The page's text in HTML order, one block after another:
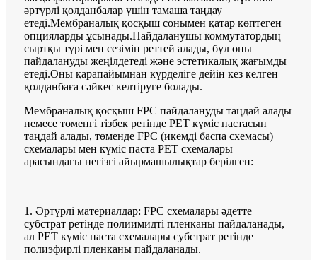
әртүрлі қолданбалар үшін тамаша таңдау
етеді.Мембраналық қосқыш сонымен қатар көптеген
опцияларды ұсынады.Пайдаланушы коммутатордың
сыртқы түрі мен сезімін реттей алады, бұл оны
пайдалануды жеңілдетеді және эстетикалық жағымды
етеді.Оны қарапайымнан күрделіге дейін кез келген
қолданбаға сәйкес келтіруге болады.
Мембраналық қосқыш FPC пайдалануды таңдай алады
немесе төменгі тізбек ретінде PET күміс пастасын
таңдай алады, төменде FPC (икемді баспа схемасы)
схемалары мен күміс паста PET схемалары
арасындағы негізгі айырмашылықтар берілген:
1. Әртүрлі материалдар: FPC схемалары әдетте
субстрат ретінде полиимидті пленканы пайдаланады,
ал PET күміс паста схемалары субстрат ретінде
полиэфирлі пленканы пайдаланады.